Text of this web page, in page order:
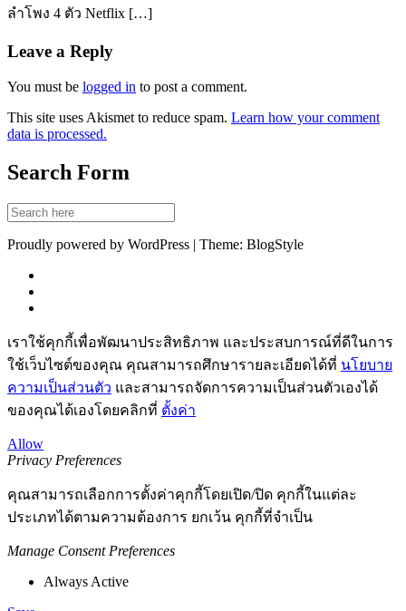
ลำโพง 4 ตัว Netflix […]
Leave a Reply
You must be logged in to post a comment.
This site uses Akismet to reduce spam. Learn how your comment
data is processed.
Search Form
Proudly powered by WordPress | Theme: BlogStyle
เราใช้คุกกี้เพื่อพัฒนาประสิทธิภาพ และประสบการณ์ที่ดีในการ
ใช้เว็บไซต์ของคุณ คุณสามารถศึกษารายละเอียดได้ที่ นโยบาย
ความเป็นส่วนตัว และสามารถจัดการความเป็นส่วนตัวเองได้
ของคุณได้เองโดยคลิกที่ ตั้งค่า
Allow
Privacy Preferences
คุณสามารถเลือกการตั้งค่าคุกกี้โดยเปิด/ปิด คุกกี้ในแต่ละ
ประเภทได้ตามความต้องการ ยกเว้น คุกกี้ที่จำเป็น
Manage Consent Preferences
Always Active